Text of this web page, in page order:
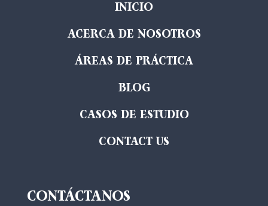
INICIO
ACERCA DE NOSOTROS
ÁREAS DE PRÁCTICA
BLOG
CASOS DE ESTUDIO
CONTACT US
CONTÁCTANOS